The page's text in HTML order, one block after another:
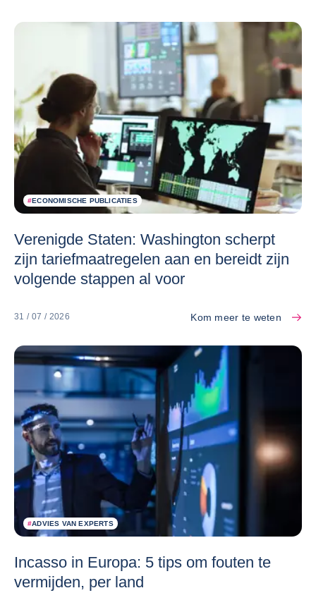
#ECONOMISCHE PUBLICATIES
Verenigde Staten: Washington scherpt
zijn tariefmaatregelen aan en bereidt zijn
volgende stappen al voor
31 / 07 / 2026 Kom meer te weten
#ADVIES VAN EXPERTS
Incasso in Europa: 5 tips om fouten te
vermijden, per land